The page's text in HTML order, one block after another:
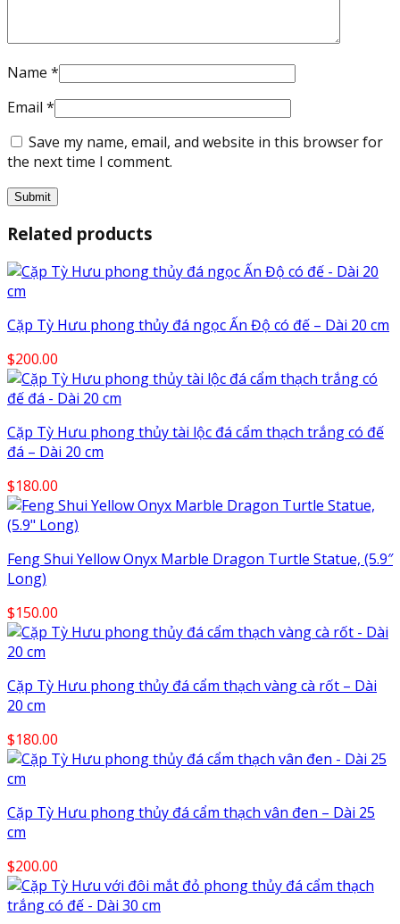
Name *
Email *
Save my name, email, and website in this browser for
the next time I comment.
Related products
Cặp Tỳ Hưu phong thủy đá ngọc Ấn Độ có đế – Dài 20 cm
$200.00
Cặp Tỳ Hưu phong thủy tài lộc đá cẩm thạch trắng có đế
đá – Dài 20 cm
$180.00
Feng Shui Yellow Onyx Marble Dragon Turtle Statue, (5.9″
Long)
$150.00
Cặp Tỳ Hưu phong thủy đá cẩm thạch vàng cà rốt – Dài
20 cm
$180.00
Cặp Tỳ Hưu phong thủy đá cẩm thạch vân đen – Dài 25
cm
$200.00